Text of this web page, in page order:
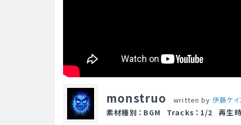
monstruo written by 伊藤ケイ
素材種別 ： BGM Tracks ： 1/2 再生